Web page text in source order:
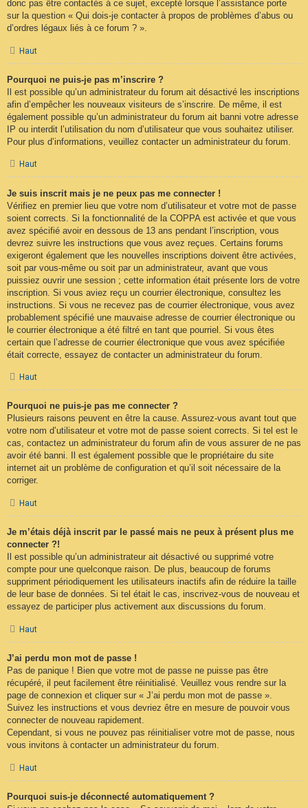
donc pas être contactés à ce sujet, excepté lorsque l’assistance porte
sur la question « Qui dois-je contacter à propos de problèmes d’abus ou
d’ordres légaux liés à ce forum ? ».
Haut
Pourquoi ne puis-je pas m’inscrire ?
Il est possible qu’un administrateur du forum ait désactivé les inscriptions
afin d’empêcher les nouveaux visiteurs de s’inscrire. De même, il est
également possible qu’un administrateur du forum ait banni votre adresse
IP ou interdit l’utilisation du nom d’utilisateur que vous souhaitez utiliser.
Pour plus d’informations, veuillez contacter un administrateur du forum.
Haut
Je suis inscrit mais je ne peux pas me connecter !
Vérifiez en premier lieu que votre nom d’utilisateur et votre mot de passe
soient corrects. Si la fonctionnalité de la COPPA est activée et que vous
avez spécifié avoir en dessous de 13 ans pendant l’inscription, vous
devrez suivre les instructions que vous avez reçues. Certains forums
exigeront également que les nouvelles inscriptions doivent être activées,
soit par vous-même ou soit par un administrateur, avant que vous
puissiez ouvrir une session ; cette information était présente lors de votre
inscription. Si vous aviez reçu un courrier électronique, consultez les
instructions. Si vous ne recevez pas de courrier électronique, vous avez
probablement spécifié une mauvaise adresse de courrier électronique ou
le courrier électronique a été filtré en tant que pourriel. Si vous êtes
certain que l’adresse de courrier électronique que vous avez spécifiée
était correcte, essayez de contacter un administrateur du forum.
Haut
Pourquoi ne puis-je pas me connecter ?
Plusieurs raisons peuvent en être la cause. Assurez-vous avant tout que
votre nom d’utilisateur et votre mot de passe soient corrects. Si tel est le
cas, contactez un administrateur du forum afin de vous assurer de ne pas
avoir été banni. Il est également possible que le propriétaire du site
internet ait un problème de configuration et qu’il soit nécessaire de la
corriger.
Haut
Je m’étais déjà inscrit par le passé mais ne peux à présent plus me
connecter ?!
Il est possible qu’un administrateur ait désactivé ou supprimé votre
compte pour une quelconque raison. De plus, beaucoup de forums
suppriment périodiquement les utilisateurs inactifs afin de réduire la taille
de leur base de données. Si tel était le cas, inscrivez-vous de nouveau et
essayez de participer plus activement aux discussions du forum.
Haut
J’ai perdu mon mot de passe !
Pas de panique ! Bien que votre mot de passe ne puisse pas être
récupéré, il peut facilement être réinitialisé. Veuillez vous rendre sur la
page de connexion et cliquer sur « J’ai perdu mon mot de passe ».
Suivez les instructions et vous devriez être en mesure de pouvoir vous
connecter de nouveau rapidement.
Cependant, si vous ne pouvez pas réinitialiser votre mot de passe, nous
vous invitons à contacter un administrateur du forum.
Haut
Pourquoi suis-je déconnecté automatiquement ?